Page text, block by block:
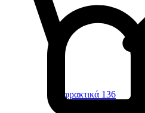
Εμφρακτικά 136